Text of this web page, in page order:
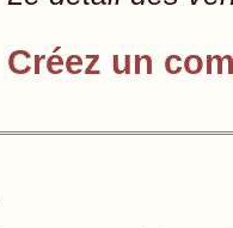
Créez un